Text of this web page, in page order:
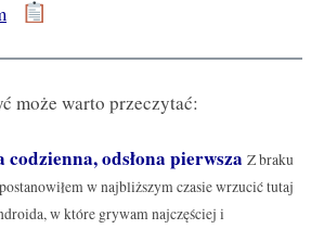
może warto przeczytać:
odsłona pierwsza Z braku
w najbliższym czasie wrzucić tutaj
w które grywam najczęściej i